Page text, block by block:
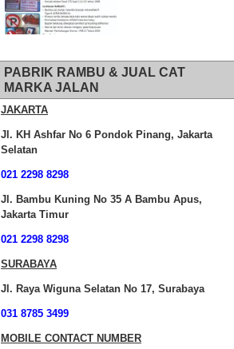
PABRIK RAMBU & JUAL CAT
MARKA JALAN
JAKARTA
Jl. KH Ashfar No 6 Pondok Pinang, Jakarta
Selatan
021 2298 8298
Jl. Bambu Kuning No 35 A Bambu Apus,
Jakarta Timur
021 2298 8298
SURABAYA
Jl. Raya Wiguna Selatan No 17, Surabaya
031 8785 3499
MOBILE CONTACT NUMBER